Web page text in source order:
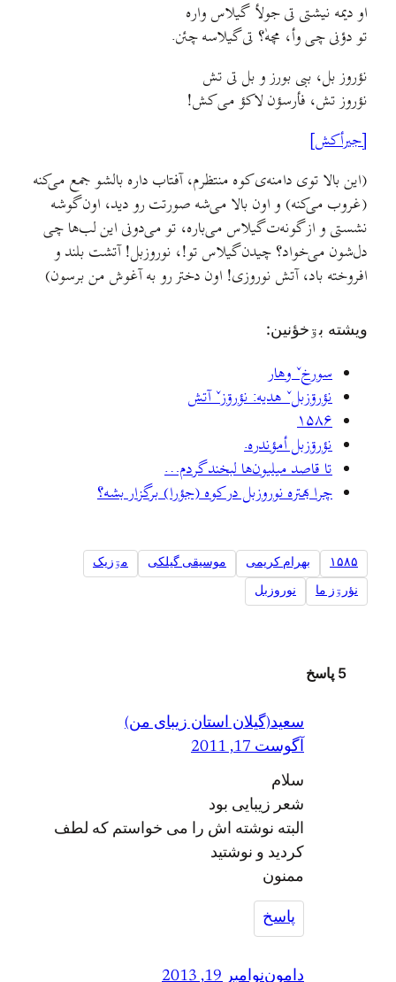
دیمه نیشتی تی جولأ گیلاس واره
دؤنی چی وأ، مچهٰ؟ تی گیلاسه چئن.
بل، ببی بورز و بل تی تش
تش، فأرسؤن لاکؤ می کش!
بالا توی دامنه‌ی کوه منتظرم، آفتاب داره بالشو جمع می‌کنه
می‌کنه) و اون بالا می‌شه صورتت رو دید، اون گوشه
و از گونه‌ت گیلاس می‌باره، تو می‌دونی این لب‌ها چی
می‌خواد؟ چیدن گیلاس تو!، نوروزبل! آتشت بلند و
باد، آتش نوروزی! اون دختر رو به آغوش من برسون)
بۊخؤنين:
سورخˇ وهار
نؤرۊزبلˇ هديه: نؤرۊزˇ آتش
۱۵۸۶
نؤرۊزبل أمؤندره.
تا قاصد میلیون‌ها لبخند گردم…
چرا بهتره نوروزبل در کوه (جؤرا) برگزار بشه؟
بهرام کریمی موسیقی گیلکی مۊزيک
نؤرۊز ما نوروزبل
سعید(گیلان استان زیبای من)
آگوست 17, 2011
شعر زیبایی بود
البته نوشته اش را می خواستم که لطف
کردید و نوشتید
ممنون
داموننوامبر 19, 2013